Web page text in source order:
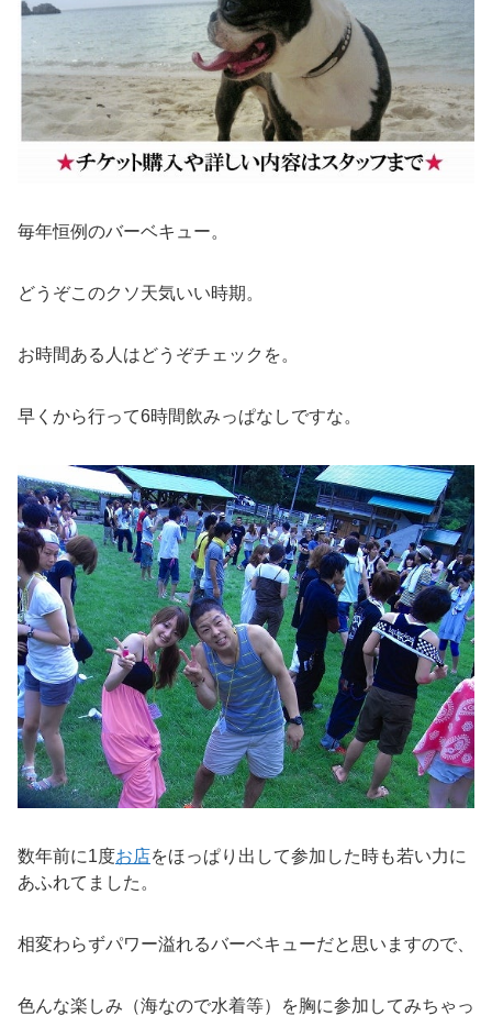
毎年恒例のバーベキュー。
どうぞこのクソ天気いい時期。
お時間ある人はどうぞチェックを。
早くから行って6時間飲みっぱなしですな。
数年前に1度お店をほっぱり出して参加した時も若い力に
あふれてました。
相変わらずパワー溢れるバーベキューだと思いますので、
色んな楽しみ（海なので水着等）を胸に参加してみちゃっ